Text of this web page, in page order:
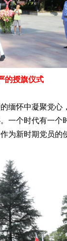
的授旗仪式
怀中凝聚党心
一个时代有一个
为新时期党员的